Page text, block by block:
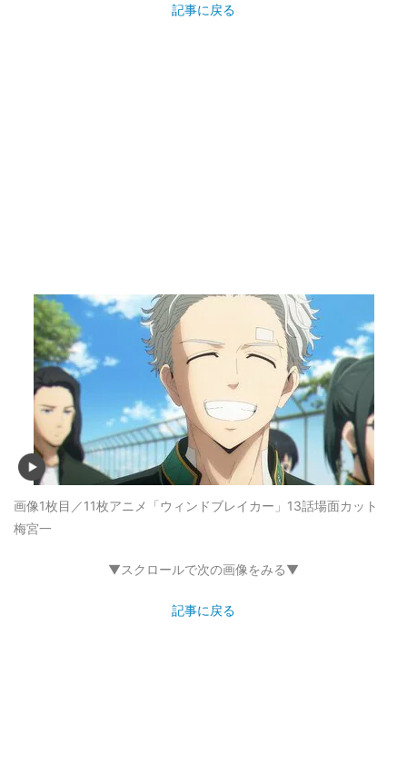
記事に戻る
画像1枚目／11枚アニメ「ウィンドブレイカー」13話場面カット
梅宮一
▼スクロールで次の画像をみる▼
記事に戻る